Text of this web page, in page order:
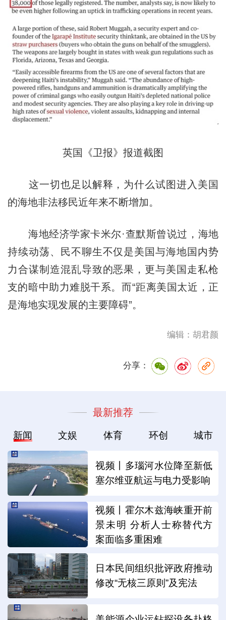
英国《卫报》报道截图
这一切也足以解释，为什么试图进入美国
的海地非法移民近年来不断增加。
海地经济学家卡米尔·查默斯曾说过，海地
持续动荡、民不聊生不仅是美国与海地国内势
力合谋制造混乱导致的恶果，更与美国走私枪
支的暗中助力难脱干系。而“距离美国太近，正
是海地实现发展的主要障碍”。
编辑：胡君颜
分享：
最新推荐
新闻 文娱 体育 环创 城市
视频丨多瑙河水位降至新低
塞尔维亚航运与电力受影响
视频丨霍尔木兹海峡重开前
景未明 分析人士称替代方
案面临多重困难
日本民间组织批评政府推动
修改“无核三原则”及宪法